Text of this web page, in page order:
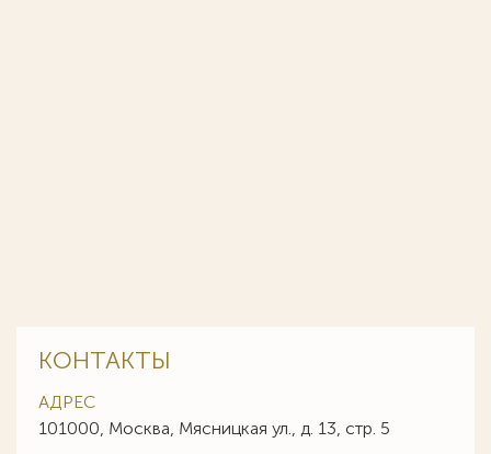
КОНТАКТЫ
АДРЕС
101000, Москва, Мясницкая ул., д. 13, стр. 5